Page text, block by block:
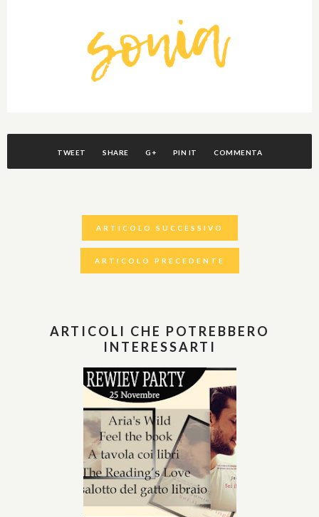
TWEET SHARE G+ PIN IT COMMENTA
ARTICOLO SUCCESSIVO
ARTICOLO PRECEDENTE
ARTICOLI CHE POTREBBERO
INTERESSARTI